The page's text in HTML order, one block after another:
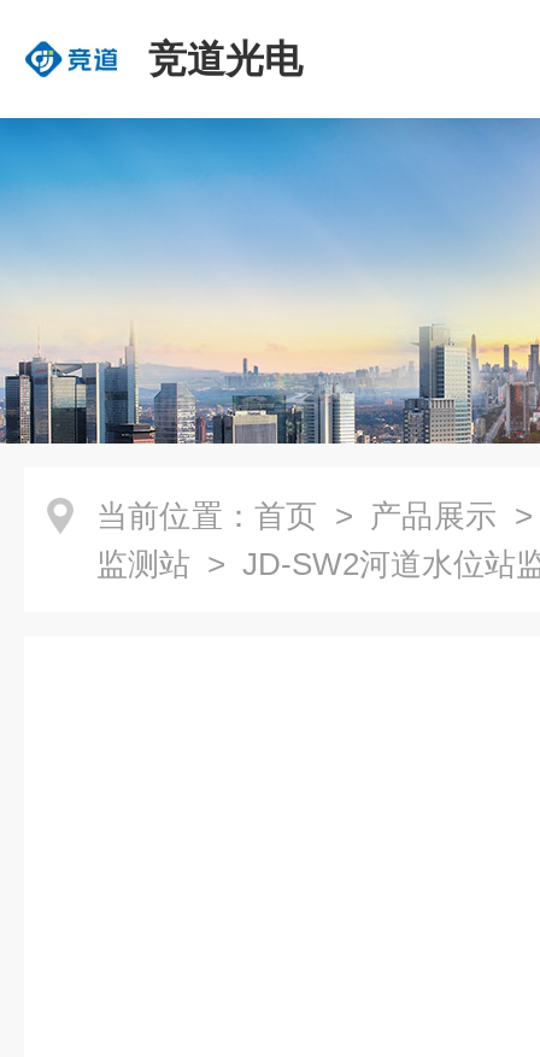
竞道光电
当前位置： 首页 > 产品展示
监测站 > JD-SW2河道水位站